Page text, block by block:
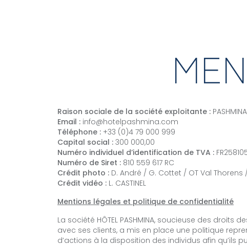
Raison sociale de la société exploitante : PASHMINA
Email : info@hotelpashmina.com
Téléphone : +33 (0)4 79 000 999
Capital social : 300 000,00
Numéro individuel d’identification de TVA :
Numéro de Siret : 810 559 617 RC
Crédit photo : D. André / G. Cottet / OT Val
Crédit vidéo : L. CASTINEL
Mentions légales et politique de confidentialité
La société HÔTEL PASHMINA, soucieuse des
avec ses clients, a mis en place une politique
d’actions à la disposition des individus afin qu’ils